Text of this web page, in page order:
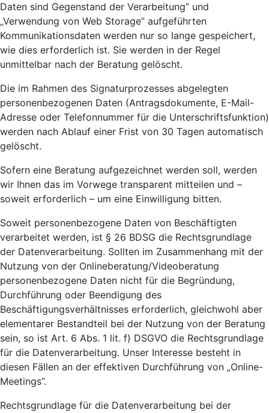
Daten sind Gegenstand der Verarbeitung” und
„Verwendung von Web Storage” aufgeführten
Kommunikationsdaten werden nur so lange gespeichert,
wie dies erforderlich ist. Sie werden in der Regel
unmittelbar nach der Beratung gelöscht.
Die im Rahmen des Signaturprozesses abgelegten
personenbezogenen Daten (Antragsdokumente, E-Mail-
Adresse oder Telefonnummer für die Unterschriftsfunktion)
werden nach Ablauf einer Frist von 30 Tagen automatisch
gelöscht.
Sofern eine Beratung aufgezeichnet werden soll, werden
wir Ihnen das im Vorwege transparent mitteilen und –
soweit erforderlich – um eine Einwilligung bitten.
Soweit personenbezogene Daten von Beschäftigten
verarbeitet werden, ist § 26 BDSG die Rechtsgrundlage
der Datenverarbeitung. Sollten im Zusammenhang mit der
Nutzung von der Onlineberatung/Videoberatung
personenbezogene Daten nicht für die Begründung,
Durchführung oder Beendigung des
Beschäftigungsverhältnisses erforderlich, gleichwohl aber
elementarer Bestandteil bei der Nutzung von der Beratung
sein, so ist Art. 6 Abs. 1 lit. f) DSGVO die Rechtsgrundlage
für die Datenverarbeitung. Unser Interesse besteht in
diesen Fällen an der effektiven Durchführung von „Online-
Meetings”.
Rechtsgrundlage für die Datenverarbeitung bei der